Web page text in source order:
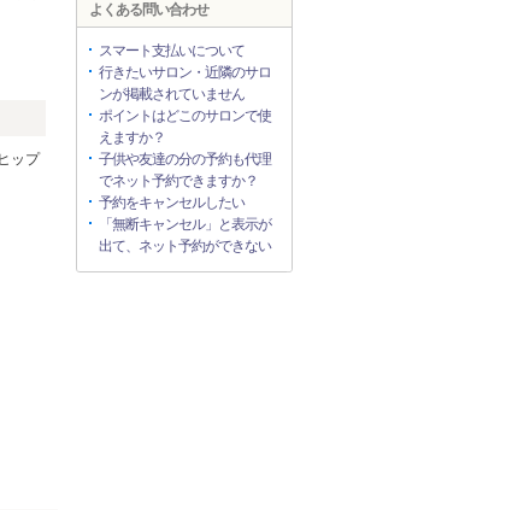
ップ
よくある問い合わせ
スマート支払いについて
行きたいサロン・近隣のサロ
ンが掲載されていません
ポイントはどこのサロンで使
えますか？
子供や友達の分の予約も代理
でネット予約できますか？
予約をキャンセルしたい
「無断キャンセル」と表示が
出て、ネット予約ができない